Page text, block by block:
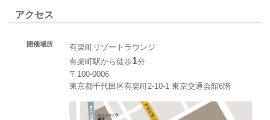
アクセス
開催場所
有楽町リゾートラウンジ
有楽町駅から徒歩1分
〒100-0006
東京都千代田区有楽町2-10-1 東京交通会館6階